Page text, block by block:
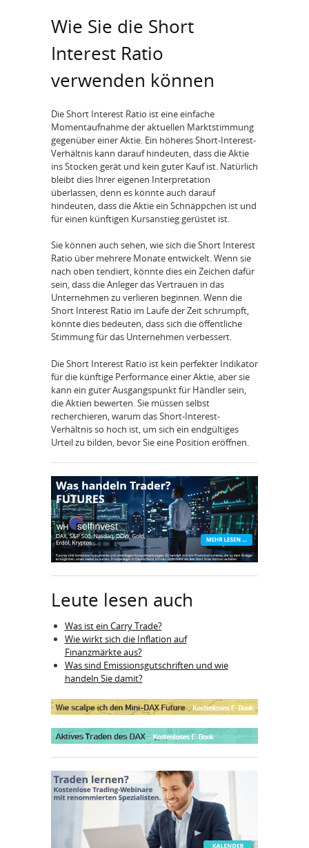
Wie Sie die Short
Interest Ratio
verwenden können
Die Short Interest Ratio ist eine einfache
Momentaufnahme der aktuellen Marktstimmung
gegenüber einer Aktie. Ein höheres Short-Interest-
Verhältnis kann darauf hindeuten, dass die Aktie
ins Stocken gerät und kein guter Kauf ist. Natürlich
bleibt dies Ihrer eigenen Interpretation
überlassen, denn es könnte auch darauf
hindeuten, dass die Aktie ein Schnäppchen ist und
für einen künftigen Kursanstieg gerüstet ist.
Sie können auch sehen, wie sich die Short Interest
Ratio über mehrere Monate entwickelt. Wenn sie
nach oben tendiert, könnte dies ein Zeichen dafür
sein, dass die Anleger das Vertrauen in das
Unternehmen zu verlieren beginnen. Wenn die
Short Interest Ratio im Laufe der Zeit schrumpft,
könnte dies bedeuten, dass sich die öffentliche
Stimmung für das Unternehmen verbessert.
Die Short Interest Ratio ist kein perfekter Indikator
für die künftige Performance einer Aktie, aber sie
kann ein guter Ausgangspunkt für Händler sein,
die Aktien bewerten. Sie müssen selbst
recherchieren, warum das Short-Interest-
Verhältnis so hoch ist, um sich ein endgültiges
Urteil zu bilden, bevor Sie eine Position eröffnen.
Leute lesen auch
Was ist ein Carry Trade?
Wie wirkt sich die Inflation auf
Finanzmärkte aus?
Was sind Emissionsgutschriften und wie
handeln Sie damit?